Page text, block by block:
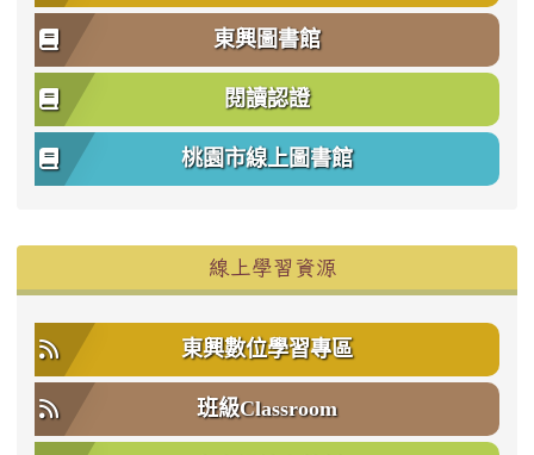
東興圖書館
閱讀認證
桃園市線上圖書館
線上學習資源
東興數位學習專區
班級Classroom